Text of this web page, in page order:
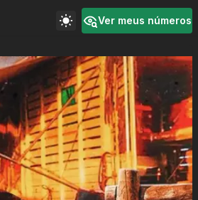
Ver meus números